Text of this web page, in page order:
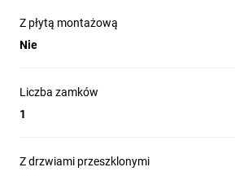
Z płytą montażową
Nie
Liczba zamków
1
Z drzwiami przeszklonymi